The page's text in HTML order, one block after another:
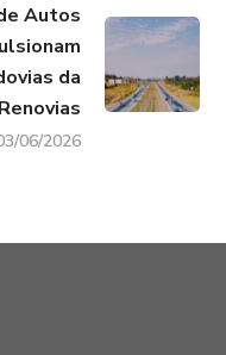
Autos
da
Renovias
06/2026